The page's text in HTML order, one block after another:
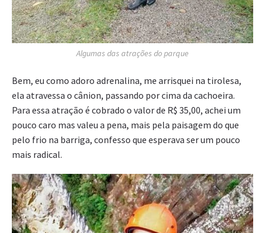
Algumas das atrações do parque
Bem, eu como adoro adrenalina, me arrisquei na tirolesa,
ela atravessa o cânion, passando por cima da cachoeira.
Para essa atração é cobrado o valor de R$ 35,00, achei um
pouco caro mas valeu a pena, mais pela paisagem do que
pelo frio na barriga, confesso que esperava ser um pouco
mais radical.